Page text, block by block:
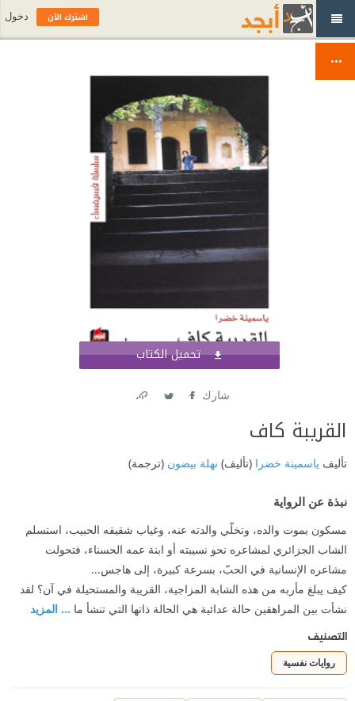
تحميل الكتاب
شارك
القريبة كاف
تأليف ياسمينة خضرا (تأليف) نهلة بيضون (ترجمة)
نبذة عن الرواية
مسكون بموت والده، وتخلّي والدته عنه، وغياب شقيقه الحبيب، استسلم
الشاب الجزائري لمشاعره نحو نسيبته أو ابنة عمه الحسناء، فتحولت
مشاعره الإنسانية في الحبّ، بسرعة كبيرة، إلى هاجس...
كيف يبلغ مأربه من هذه الشابة المزاجية، القريبة والمستحيلة في آن؟ لقد
نشأت بين المراهقين حالة عدائية هي الحالة ذاتها التي تنشأ ما ... المزيد
التصنيف
روايات نفسية
اشترك الآن دخول